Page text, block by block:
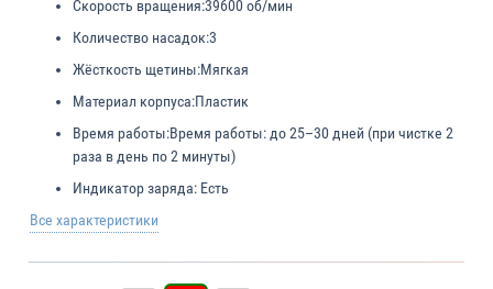
Скорость вращения:39600 об/мин
Количество насадок:3
Жёсткость щетины:Мягкая
Материал корпуса:Пластик
Время работы:Время работы: до 25–30 дней (при чистке 2
раза в день по 2 минуты)
Индикатор заряда: Есть
Все характеристики